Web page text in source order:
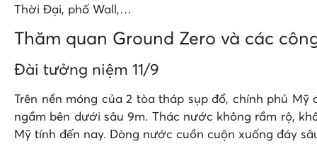
Thời Đại, phố Wall,…
Thăm quan Ground Zero và các
Đài tưởng niệm 11/9
Trên nền móng của 2 tòa tháp sụp đổ, chính phủ
ngầm bên dưới sâu 9m. Thác nước không rầm rộ,
Mỹ tính đến nay. Dòng nước cuồn cuộn xuống đáy